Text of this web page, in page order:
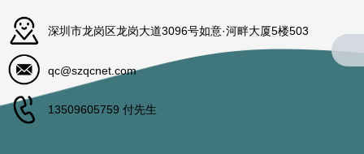
深圳市龙岗区龙岗大道3096号如意·河畔大厦5楼503
qc@szqcnet.com
13509605759 付先生